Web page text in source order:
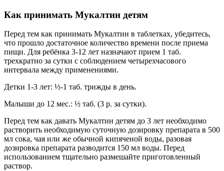
Как принимать Мукалтин детям
Перед тем как принимать Мукалтин в таблетках, убедитесь,
что прошло достаточное количество времени после приема
пищи. Для ребёнка 3-12 лет назначают прием 1 таб.
трехкратно за сутки с соблюдением четырехчасового
интервала между применениями.
Детки 1-3 лет: ½-1 таб. трижды в день.
Малыши до 12 мес.: ½ таб. (3 р. за сутки).
Перед тем как давать Мукалтин детям до 3 лет необходимо
растворить необходимую суточную дозировку препарата в 500
мл сока, чая или же обычной кипяченой воды, разовая
дозировка препарата разводится 150 мл воды. Перед
использованием тщательно размешайте приготовленный
раствор.